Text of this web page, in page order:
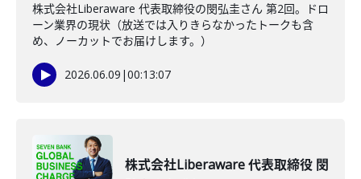
株式会社Liberaware 代表取締役の閔弘圭さん 第2回。ドロ
ーン業界の現状（放送では入りきらなかったトークも含
め、ノーカットでお届けします。）
2026.06.09 |00:13:07
株式会社Liberaware 代表取締役 閔